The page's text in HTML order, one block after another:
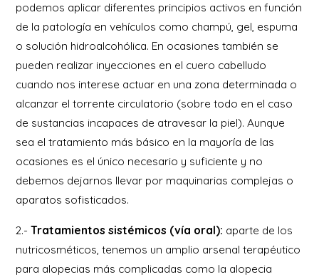
podemos aplicar diferentes principios activos en función
de la patología en vehículos como champú, gel, espuma
o solución hidroalcohólica. En ocasiones también se
pueden realizar inyecciones en el cuero cabelludo
cuando nos interese actuar en una zona determinada o
alcanzar el torrente circulatorio (sobre todo en el caso
de sustancias incapaces de atravesar la piel). Aunque
sea el tratamiento más básico en la mayoría de las
ocasiones es el único necesario y suficiente y no
debemos dejarnos llevar por maquinarias complejas o
aparatos sofisticados.
2.-Tratamientos sistémicos (vía oral): aparte de los
nutricosméticos, tenemos un amplio arsenal terapéutico
para alopecias más complicadas como la alopecia